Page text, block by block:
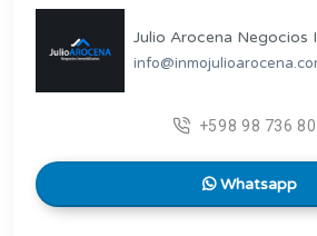
Julio Arocena Negocios
+598 98 736
Whatsapp